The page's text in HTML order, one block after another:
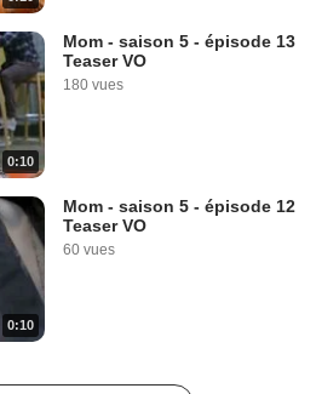
0:10
Mom - saison 5 - épisode 13
Teaser VO
180 vues
0:10
Mom - saison 5 - épisode 12
Teaser VO
60 vues